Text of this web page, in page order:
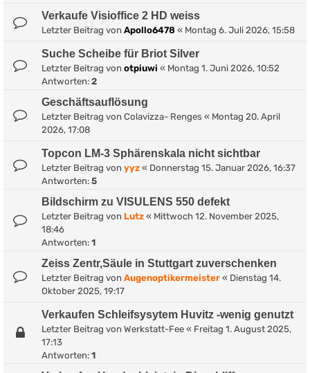
Verkaufe Visioffice 2 HD weiss
Letzter Beitrag von Apollo6478 « Montag 6. Juli 2026, 15:58
Suche Scheibe für Briot Silver
Letzter Beitrag von otpiuwi « Montag 1. Juni 2026, 10:52
Antworten: 2
Geschäftsauflösung
Letzter Beitrag von Colavizza- Renges « Montag 20. April
2026, 17:08
Topcon LM-3 Sphärenskala nicht sichtbar
Letzter Beitrag von yyz « Donnerstag 15. Januar 2026, 16:37
Antworten: 5
Bildschirm zu VISULENS 550 defekt
Letzter Beitrag von Lutz « Mittwoch 12. November 2025,
18:46
Antworten: 1
Zeiss Zentr,Säule in Stuttgart zuverschenken
Letzter Beitrag von Augenoptikermeister « Dienstag 14.
Oktober 2025, 19:17
Verkaufen Schleifsysytem Huvitz -wenig genutzt
Letzter Beitrag von Werkstatt-Fee « Freitag 1. August 2025,
17:13
Antworten: 1